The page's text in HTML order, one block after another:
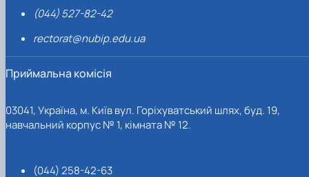
(044) 527-82-42
rectorat@nubip.edu.ua
Приймальна комісія
03041, Україна, м. Київ вул. Горіхуватський шлях, буд. 19,
навчальний корпус № 1, кімната № 12.
(044) 258-42-63